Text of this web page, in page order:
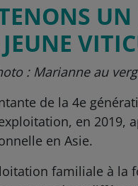
UN
: Marianne au
de la 4e
en 2019,
en Asie.
familiale à la